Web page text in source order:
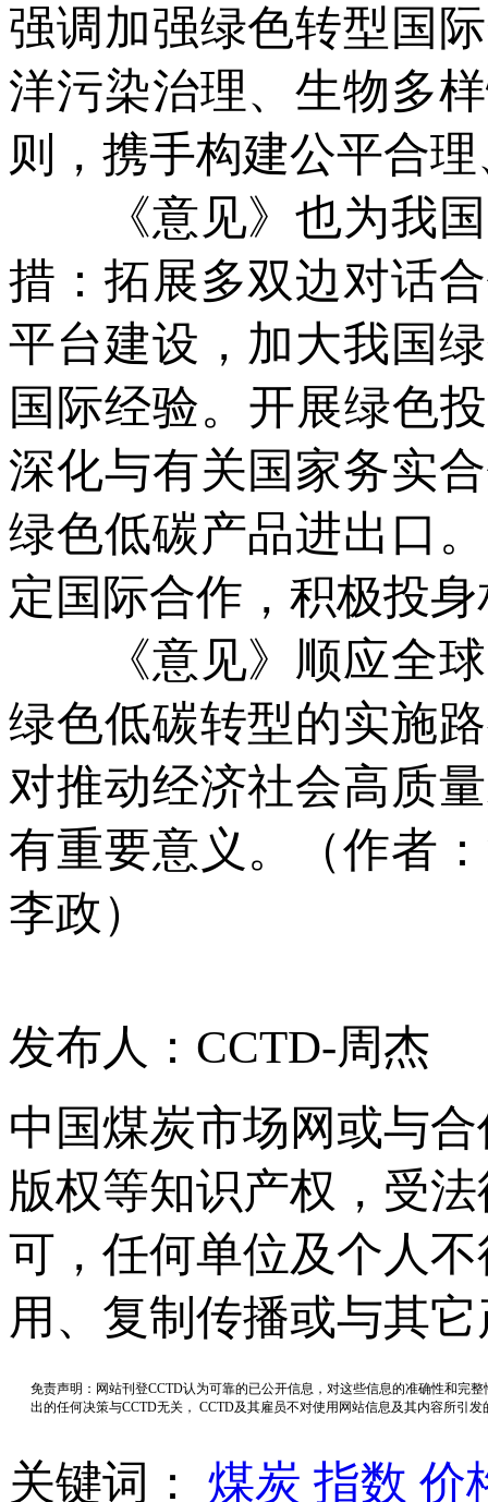
强调加强绿色转型国
洋污染治理、生物多
则，携手构建公平合
《意见》也为我国
措：拓展多双边对话
平台建设，加大我国
国际经验。开展绿色
深化与有关国家务实
绿色低碳产品进出口
定国际合作，积极投
《意见》顺应全球
绿色低碳转型的实施
对推动经济社会高质
有重要意义。（作者
李政）
发布人：CCTD-周杰
中国煤炭市场网或与
版权等知识产权，受
可，任何单位及个人
用、复制传播或与其
免责声明：网站刊登CCTD认为可靠的已公开信息，对这些信息的准确性和完
出的任何决策与CCTD无关， CCTD及其雇员不对使用网站信息及其内容所引
关键词： 煤炭 指数 价